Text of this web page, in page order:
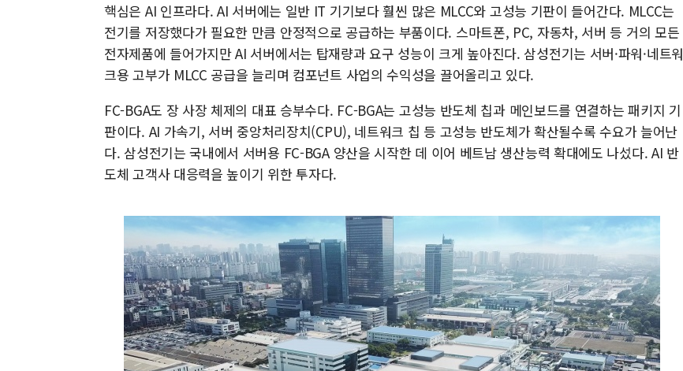
핵심은 AI 인프라다. AI 서버에는 일반 IT 기기보다 훨씬 많은 MLCC와 고성능 기판이 들어간다. MLCC는
전기를 저장했다가 필요한 만큼 안정적으로 공급하는 부품이다. 스마트폰, PC, 자동차, 서버 등 거의 모든
전자제품에 들어가지만 AI 서버에서는 탑재량과 요구 성능이 크게 높아진다. 삼성전기는 서버·파워·네트워
크용 고부가 MLCC 공급을 늘리며 컴포넌트 사업의 수익성을 끌어올리고 있다.
FC-BGA도 장 사장 체제의 대표 승부수다. FC-BGA는 고성능 반도체 칩과 메인보드를 연결하는 패키지 기
판이다. AI 가속기, 서버 중앙처리장치(CPU), 네트워크 칩 등 고성능 반도체가 확산될수록 수요가 늘어난
다. 삼성전기는 국내에서 서버용 FC-BGA 양산을 시작한 데 이어 베트남 생산능력 확대에도 나섰다. AI 반
도체 고객사 대응력을 높이기 위한 투자다.